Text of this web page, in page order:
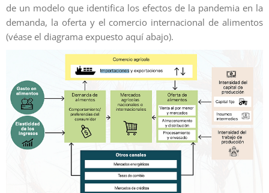
de un modelo que identifica los efectos de la pandemia en la
demanda, la oferta y el comercio internacional de alimentos
(véase el diagrama expuesto aquí abajo).